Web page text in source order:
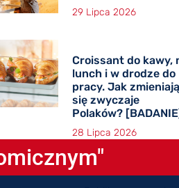
29 Lipca 2026
Croissant do kawy,
lunch i w drodze do
pracy. Jak zmieniają
się zwyczaje
Polaków?
28 Lipca 2026